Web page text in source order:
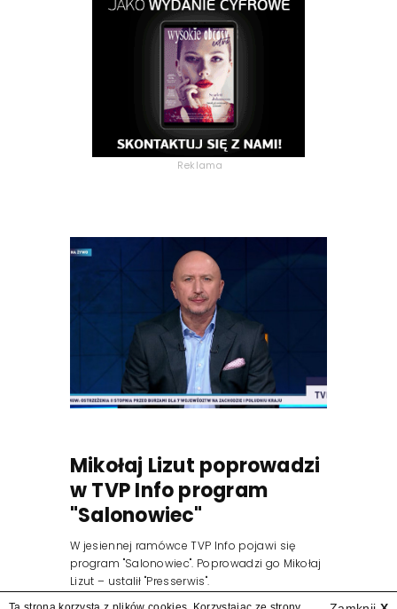
Reklama
Mikołaj Lizut poprowadzi
w TVP Info program
"Salonowiec"
W jesiennej ramówce TVP Info pojawi się
program "Salonowiec". Poprowadzi go Mikołaj
Lizut – ustalił "Presserwis".